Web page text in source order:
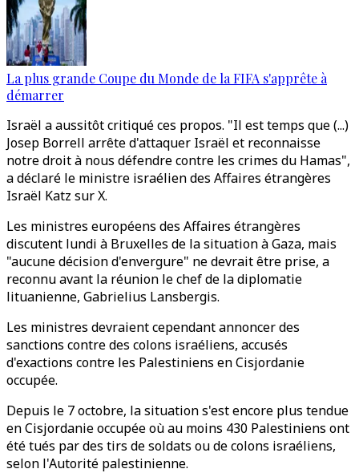
La plus grande Coupe du Monde de la FIFA s'apprête à
démarrer
Israël a aussitôt critiqué ces propos. "Il est temps que (...)
Josep Borrell arrête d'attaquer Israël et reconnaisse
notre droit à nous défendre contre les crimes du Hamas",
a déclaré le ministre israélien des Affaires étrangères
Israël Katz sur X.
Les ministres européens des Affaires étrangères
discutent lundi à Bruxelles de la situation à Gaza, mais
"aucune décision d'envergure" ne devrait être prise, a
reconnu avant la réunion le chef de la diplomatie
lituanienne, Gabrielius Lansbergis.
Les ministres devraient cependant annoncer des
sanctions contre des colons israéliens, accusés
d'exactions contre les Palestiniens en Cisjordanie
occupée.
Depuis le 7 octobre, la situation s'est encore plus tendue
en Cisjordanie occupée où au moins 430 Palestiniens ont
été tués par des tirs de soldats ou de colons israéliens,
selon l'Autorité palestinienne.